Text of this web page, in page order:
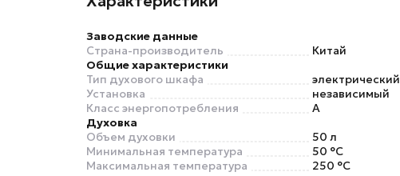
Заводские данные
Страна-производитель
Китай
Общие характеристики
Тип духового шкафа
электрический
Установка
независимый
Класс энергопотребления
A
Духовка
Объем духовки
50 л
Минимальная температура
50 °C
Максимальная температура
250 °C